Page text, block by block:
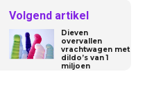
Volgend artikel
Dieven
overvallen
vrachtwagen met
dildo’s van 1
miljoen